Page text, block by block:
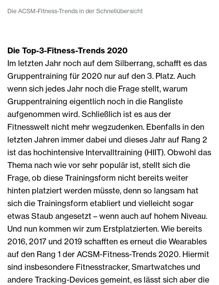
Die ACSM-Fitness-Trends in der Schnellübersicht
Die Top-3-Fitness-Trends 2020
Im letzten Jahr noch auf dem Silberrang, schafft es das
Gruppentraining für 2020 nur auf den 3. Platz. Auch
wenn sich jedes Jahr noch die Frage stellt, warum
Gruppentraining eigentlich noch in die Rangliste
aufgenommen wird. Schließlich ist es aus der
Fitnesswelt nicht mehr wegzudenken. Ebenfalls in den
letzten Jahren immer dabei und dieses Jahr auf Rang 2
ist das hochintensive Intervalltraining (HIIT). Obwohl das
Thema nach wie vor sehr populär ist, stellt sich die
Frage, ob diese Trainingsform nicht bereits weiter
hinten platziert werden müsste, denn so langsam hat
sich die Trainingsform etabliert und vielleicht sogar
etwas Staub angesetzt – wenn auch auf hohem Niveau.
Und nun kommen wir zum Erstplatzierten. Wie bereits
2016, 2017 und 2019 schafften es erneut die Wearables
auf den Rang 1 der ACSM-Fitness-Trends 2020. Hiermit
sind insbesondere Fitnesstracker, Smartwatches und
andere Tracking-Devices gemeint, es lässt sich aber die